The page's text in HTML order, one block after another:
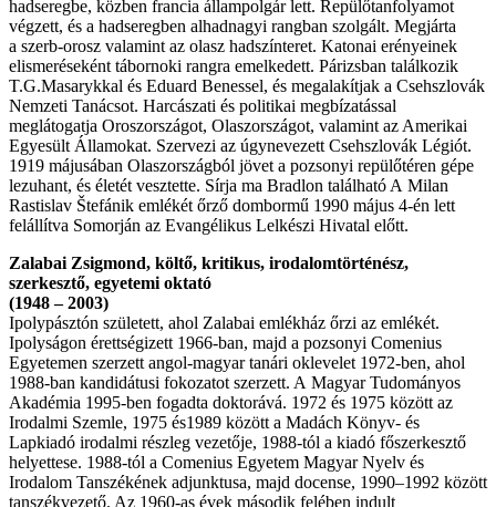
hadseregbe, közben francia állampolgár lett. Repülőtanfolyamot
végzett, és a hadseregben alhadnagyi rangban szolgált. Megjárta
a szerb-orosz valamint az olasz hadszínteret. Katonai erényeinek
elismeréseként tábornoki rangra emelkedett. Párizsban találkozik
T.G.Masarykkal és Eduard Benessel, és megalakítjak a Csehszlovák
Nemzeti Tanácsot. Harcászati és politikai megbízatással
meglátogatja Oroszországot, Olaszországot, valamint az Amerikai
Egyesült Államokat. Szervezi az úgynevezett Csehszlovák Légiót.
1919 májusában Olaszországból jövet a pozsonyi repülőtéren gépe
lezuhant, és életét vesztette. Sírja ma Bradlon található A Milan
Rastislav Štefánik emlékét őrző dombormű 1990 május 4-én lett
felállítva Somorján az Evangélikus Lelkészi Hivatal előtt.
Zalabai Zsigmond, költő, kritikus, irodalomtörténész,
szerkesztő, egyetemi oktató
(1948 – 2003)
Ipolypásztón született, ahol Zalabai emlékház őrzi az emlékét.
Ipolyságon érettségizett 1966-ban, majd a pozsonyi Comenius
Egyetemen szerzett angol-magyar tanári oklevelet 1972-ben, ahol
1988-ban kandidátusi fokozatot szerzett. A Magyar Tudományos
Akadémia 1995-ben fogadta doktorává. 1972 és 1975 között az
Irodalmi Szemle, 1975 és1989 között a Madách Könyv- és
Lapkiadó irodalmi részleg vezetője, 1988-tól a kiadó főszerkesztő
helyettese. 1988-tól a Comenius Egyetem Magyar Nyelv és
Irodalom Tanszékének adjunktusa, majd docense, 1990–1992 között
tanszékvezető. Az 1960-as évek második felében indult